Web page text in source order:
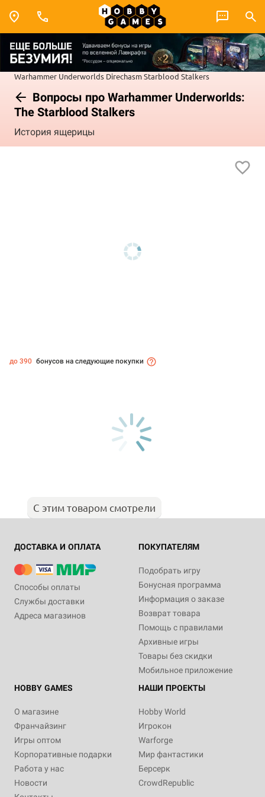
Warhammer Underworlds DirechasmStarblood Stalkers
Вопросы про Warhammer Underworlds:
The Starblood Stalkers
История ящерицы
до 390 бонусов на следующие покупки
С этим товаром смотрели
ДОСТАВКА И ОПЛАТА
Способы оплаты
Службы доставки
Адреса магазинов
ПОКУПАТЕЛЯМ
Подобрать игру
Бонусная программа
Информация о заказе
Возврат товара
Помощь с правилами
Архивные игры
Товары без скидки
Мобильное приложение
HOBBY GAMES
О магазине
Франчайзинг
Игры оптом
Корпоративные подарки
Работа у нас
Новости
НАШИ ПРОЕКТЫ
Hobby World
Игрокон
Warforge
Мир фантастики
Берсерк
CrowdRepublic